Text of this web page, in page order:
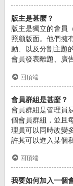
版主是甚麼？
版主是獨立的會員
照顧版面。他們擁
動、以及分割主題
會員發表離題、廣
回頂端
會員群組是甚麼？
會員群組是管理員
個會員群組，並且
理員可以同時改變
許其可以進入某個
回頂端
我要如何加入一個